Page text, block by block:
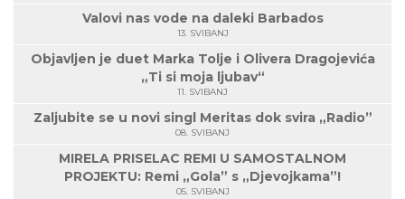
Valovi nas vode na daleki Barbados
13. SVIBANJ
Objavljen je duet Marka Tolje i Olivera Dragojevića
„Ti si moja ljubav“
11. SVIBANJ
Zaljubite se u novi singl Meritas dok svira „Radio”
08. SVIBANJ
MIRELA PRISELAC REMI U SAMOSTALNOM
PROJEKTU: Remi „Gola” s „Djevojkama”!
05. SVIBANJ